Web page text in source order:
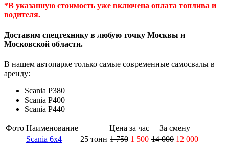
*В указанную стоимость уже включена оплата топлива и
водителя.
Доставим спецтехнику в любую точку Москвы и
Московской области.
В нашем автопарке только самые современные самосвалы в
аренду:
Scania P380
Scania P400
Scania P440
Фото Наименование Цена за час
За смену
Scania 6x4
25 тонн 1 750 1 500 14 000 12 000